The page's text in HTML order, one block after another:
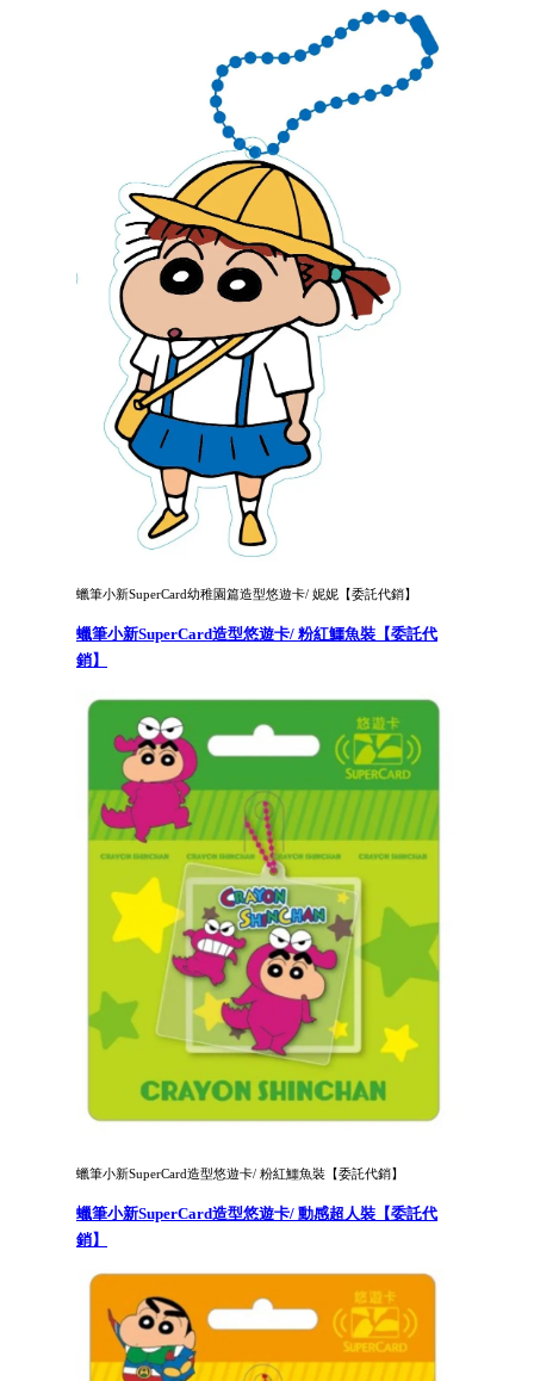
蠟筆小新SuperCard幼稚園篇造型悠遊卡/ 妮妮【委託代銷】
蠟筆小新SuperCard造型悠遊卡/ 粉紅鱷魚裝【委託代
銷】
蠟筆小新SuperCard造型悠遊卡/ 粉紅鱷魚裝【委託代銷】
蠟筆小新SuperCard造型悠遊卡/ 動感超人裝【委託代
銷】